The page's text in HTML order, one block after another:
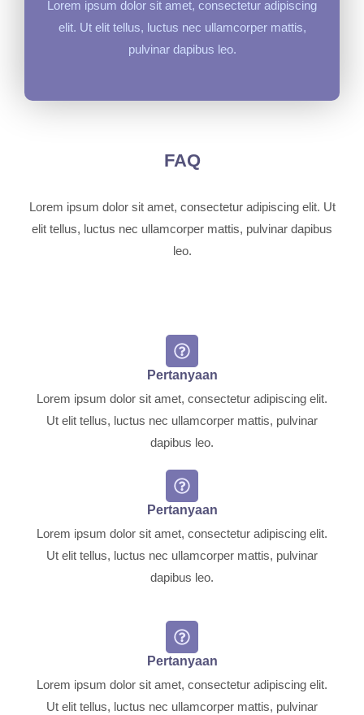
Lorem ipsum dolor sit amet, consectetur adipiscing
elit. Ut elit tellus, luctus nec ullamcorper mattis,
pulvinar dapibus leo.
FAQ
Lorem ipsum dolor sit amet, consectetur adipiscing elit. Ut
elit tellus, luctus nec ullamcorper mattis, pulvinar dapibus
leo.
Pertanyaan
Lorem ipsum dolor sit amet, consectetur adipiscing elit.
Ut elit tellus, luctus nec ullamcorper mattis, pulvinar
dapibus leo.
Pertanyaan
Lorem ipsum dolor sit amet, consectetur adipiscing elit.
Ut elit tellus, luctus nec ullamcorper mattis, pulvinar
dapibus leo.
Pertanyaan
Lorem ipsum dolor sit amet, consectetur adipiscing elit.
Ut elit tellus, luctus nec ullamcorper mattis, pulvinar